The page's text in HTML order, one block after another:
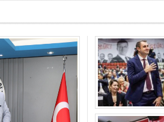
Chp
Dikili'de
Aliağa-